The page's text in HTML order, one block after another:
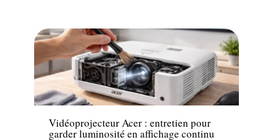
Marketing
Vidéoprojecteur Acer : entretien pour
garder luminosité en affichage continu